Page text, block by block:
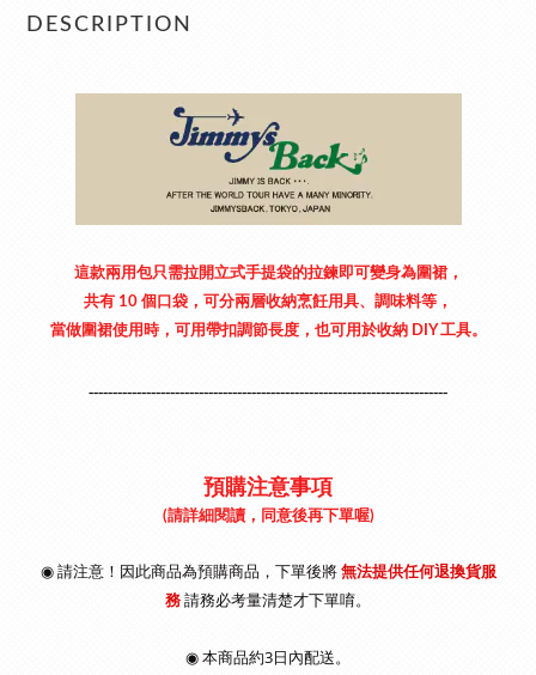
DESCRIPTION
這款兩用包只需拉開立式手提袋的拉鍊即可變身為圍裙，
共有 10 個口袋，可分兩層收納烹飪用具、調味料等，
當做圍裙使用時，可用帶扣調節長度，也可用於收納 DIY 工具。
---------------------------------------------------------------------------
預購注意事項
(請詳細閱讀，同意後再下單喔)
◉ 請注意！因此商品為預購商品，下單後將 無法提供任何退換貨服
務 請務必考量清楚才下單唷。
◉本商品約3日內配送。